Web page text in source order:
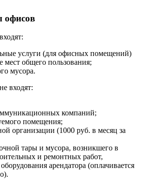
офисов
услуги (для офисных помещений)
общего пользования;
мусора.
входят:
компаний;
помещения;
организации (1000 руб. в месяц за
тары и мусора, возникшего в
и ремонтных работ,
арендатора (оплачивается